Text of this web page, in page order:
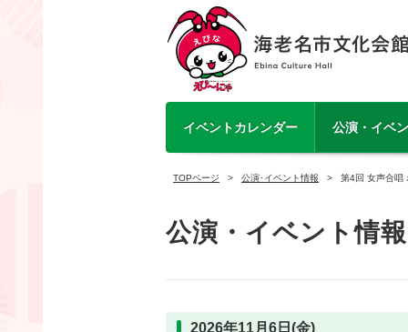
イベントカレンダー 公演・イベ
TOPページ 公演･イベント情報 第4回 女声合唱
公演・イベント情報
2026年11月6日(金)